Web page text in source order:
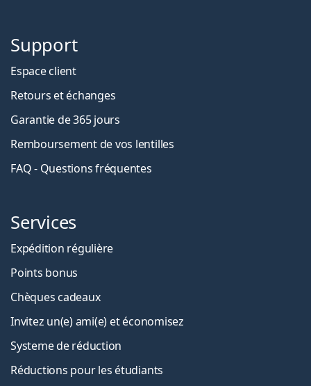
Support
Espace client
Retours et échanges
Garantie de 365 jours
Remboursement de vos lentilles
FAQ - Questions fréquentes
Services
Expédition régulière
Points bonus
Chèques cadeaux
Invitez un(e) ami(e) et économisez
Systeme de réduction
Réductions pour les étudiants